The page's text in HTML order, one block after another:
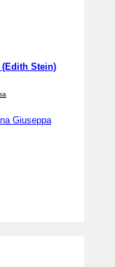
(Edith Stein)
Giuseppa